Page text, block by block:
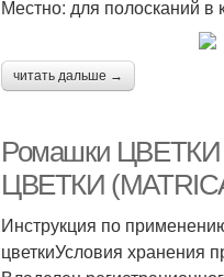
Местно: для полосканий в
читать дальше →
Ромашки ЦВЕТКИ
ЦВЕТКИ
Инструкция по
цветкиУсловия хранения